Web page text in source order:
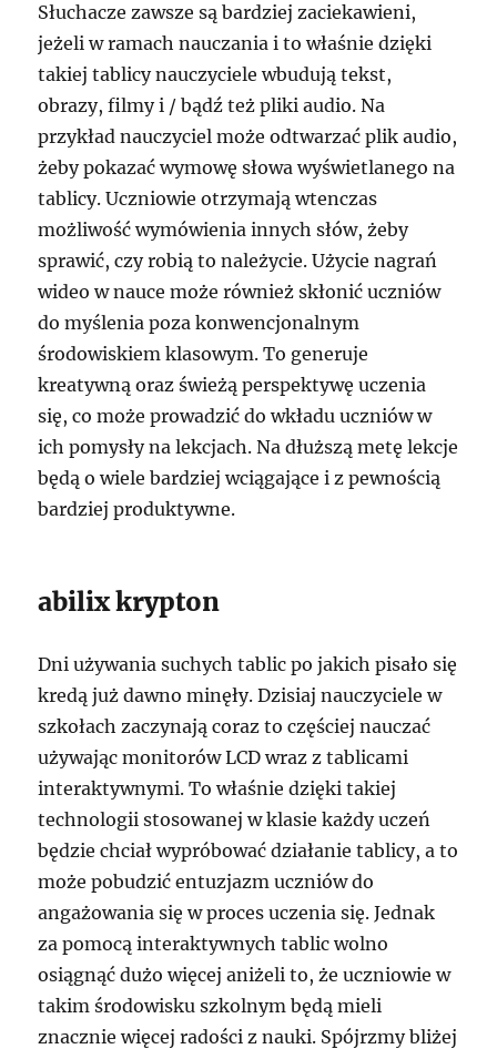
Słuchacze zawsze są bardziej zaciekawieni,
jeżeli w ramach nauczania i to właśnie dzięki
takiej tablicy nauczyciele wbudują tekst,
obrazy, filmy i / bądź też pliki audio. Na
przykład nauczyciel może odtwarzać plik audio,
żeby pokazać wymowę słowa wyświetlanego na
tablicy. Uczniowie otrzymają wtenczas
możliwość wymówienia innych słów, żeby
sprawić, czy robią to należycie. Użycie nagrań
wideo w nauce może również skłonić uczniów
do myślenia poza konwencjonalnym
środowiskiem klasowym. To generuje
kreatywną oraz świeżą perspektywę uczenia
się, co może prowadzić do wkładu uczniów w
ich pomysły na lekcjach. Na dłuższą metę lekcje
będą o wiele bardziej wciągające i z pewnością
bardziej produktywne.
abilix krypton
Dni używania suchych tablic po jakich pisało się
kredą już dawno minęły. Dzisiaj nauczyciele w
szkołach zaczynają coraz to częściej nauczać
używając monitorów LCD wraz z tablicami
interaktywnymi. To właśnie dzięki takiej
technologii stosowanej w klasie każdy uczeń
będzie chciał wypróbować działanie tablicy, a to
może pobudzić entuzjazm uczniów do
angażowania się w proces uczenia się. Jednak
za pomocą interaktywnych tablic wolno
osiągnąć dużo więcej aniżeli to, że uczniowie w
takim środowisku szkolnym będą mieli
znacznie więcej radości z nauki. Spójrzmy bliżej